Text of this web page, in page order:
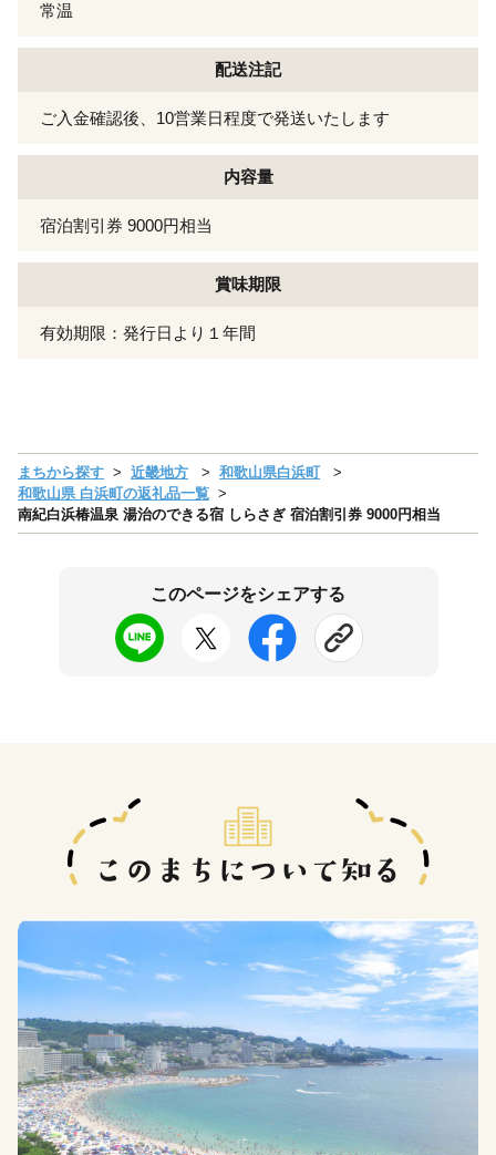
常温
配送注記
ご入金確認後、10営業日程度で発送いたします
内容量
宿泊割引券 9000円相当
賞味期限
有効期限：発行日より１年間
まちから探す 近畿地方
和歌山県白浜町
和歌山県 白浜町の返礼品一覧
南紀白浜椿温泉 湯治のできる宿 しらさぎ 宿泊割引券 9000円相当
このページをシェアする